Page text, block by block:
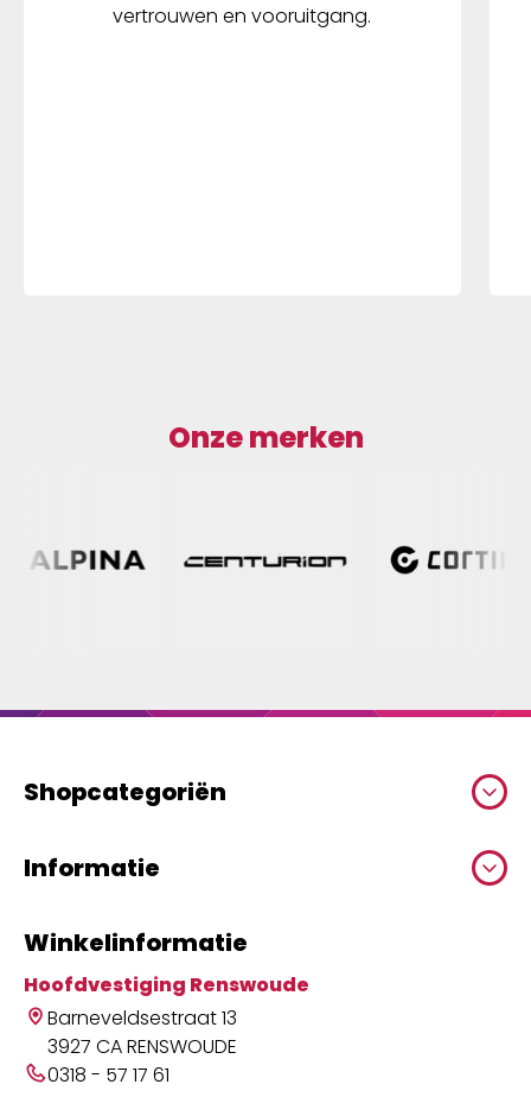
vertrouwen en vooruitgang.
Onze merken
Shopcategoriën
Informatie
Winkelinformatie
Hoofdvestiging Renswoude
Barneveldsestraat 13
3927 CA RENSWOUDE
0318 - 57 17 61